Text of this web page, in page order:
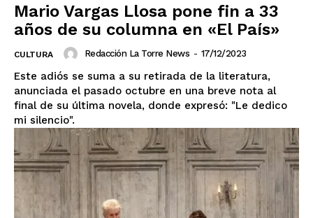
Mario Vargas Llosa pone fin a 33
años de su columna en «El País»
CULTURA Redacción La Torre News - 17/12/2023
Este adiós se suma a su retirada de la literatura,
anunciada el pasado octubre en una breve nota al
final de su última novela, donde expresó: "Le dedico
mi silencio".